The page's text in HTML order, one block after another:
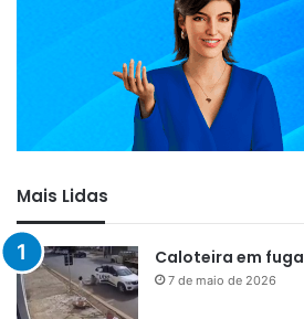
Mais Lidas
Caloteira em fuga
7 de maio de 2026